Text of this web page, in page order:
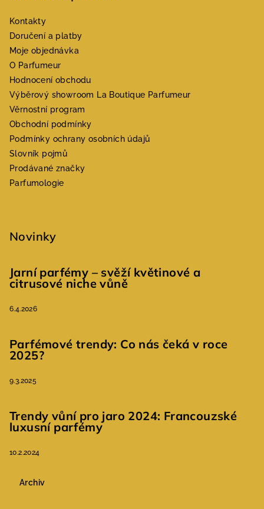
Kontakty
Doručení a platby
Moje objednávka
O Parfumeur
Hodnocení obchodu
Výběrový showroom La Boutique Parfumeur
Věrnostní program
Obchodní podmínky
Podmínky ochrany osobních údajů
Slovník pojmů
Prodávané značky
Parfumologie
Novinky
Jarní parfémy – svěží květinové a
citrusové niche vůně
6.4.2026
Parfémové trendy: Co nás čeká v roce
2025?
9.3.2025
Trendy vůní pro jaro 2024: Francouzské
luxusní parfémy
10.2.2024
Archiv